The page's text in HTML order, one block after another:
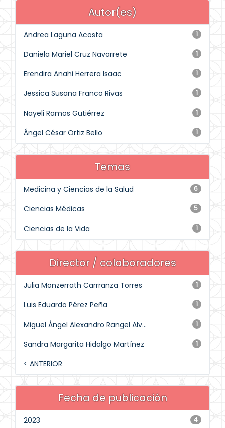
Autor(es)
1
Andrea Laguna Acosta
1
Daniela Mariel Cruz Navarrete
1
Erendira Anahi Herrera Isaac
1
Jessica Susana Franco Rivas
1
Nayeli Ramos Gutiérrez
1
Ángel César Ortiz Bello
Temas
6
Medicina y Ciencias de la Salud
5
Ciencias Médicas
1
Ciencias de la Vida
Director / colaboradores
1
Julia Monzerrath Carrranza Torres
1
Luis Eduardo Pérez Peña
1
Miguel Ángel Alexandro Rangel Alv...
1
Sandra Margarita Hidalgo Martínez
< ANTERIOR
Fecha de publicación
4
2023